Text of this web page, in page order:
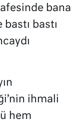
bana
bastı
ihmali
hem